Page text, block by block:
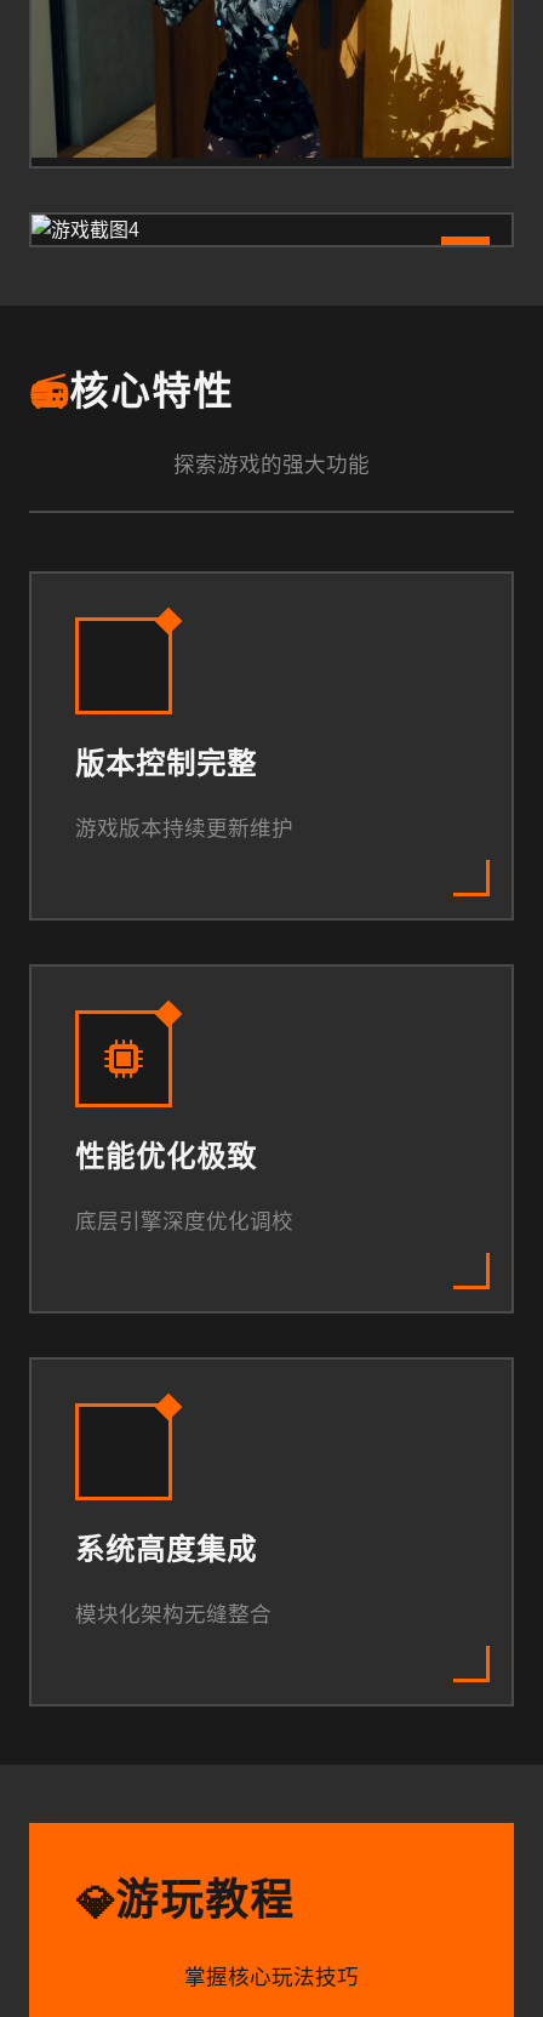
📻核心特性
探索游戏的强大功能
版本控制完整
游戏版本持续更新维护
性能优化极致
底层引擎深度优化调校
系统高度集成
模块化架构无缝整合
💎游玩教程
掌握核心玩法技巧